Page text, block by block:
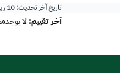
تاريخ آخر تحديث:10 ربيع الثاني 1447 04:17 م
آخر تقييم:لا يوجد